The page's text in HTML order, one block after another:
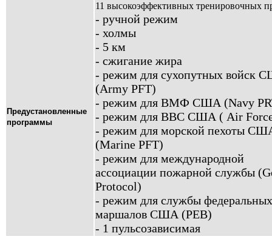
Предустановленные
программы
11 высокоэффективных тренировочных
- ручной режим
- холмы
- 5 км
- сжигание жира
- режим для сухопутных войск
(Аrmy PFT)
- режим для ВМФ США (Navy
- режим для ВВС США ( Air
- режим для морской пехоты
(Marine PFT)
- режим для международной
ассоциации пожарной службы
Protocol)
- режим для службы федеральных
маршалов США (PEB)
- 1 пульсозависимая